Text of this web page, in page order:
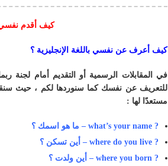
كيف أقدم نفسي
كيف أعرف عن نفسي باللغة الإنجليزية ؟
في المقابلات الرسمية أو التقديم أمام لجنة
للتعريف عن نفسك كما سنوردها لكم ، حيث
مستعدًا لها :
? what’s your name – ما هو اسمك ؟
? where do you live – أين تسكن ؟
? where you born – أين ولدت ؟